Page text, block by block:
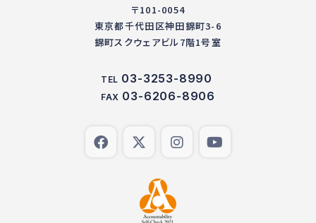
〒101-0054
東京都千代田区神田錦町3-6
錦町スクウェアビル7階1号室
TEL 03-3253-8990
FAX 03-6206-8906